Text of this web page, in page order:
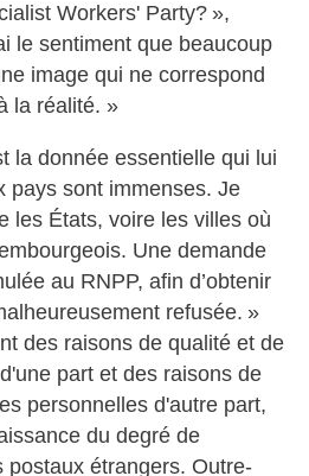
Workers' Party? »,
le sentiment que beaucoup
image qui ne correspond
la réalité. »
la donnée essentielle qui lui
pays sont immenses. Je
les États, voire les villes où
Une demande
au RNPP, afin d’obtenir
refusée. »
des raisons de qualité et de
part et des raisons de
personnelles d'autre part,
du degré de
postaux étrangers. Outre-